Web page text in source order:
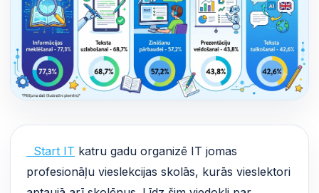
Start IT katru gadu organizē IT jomas
profesionāļu vieslekcijas skolās, kurās vieslektori